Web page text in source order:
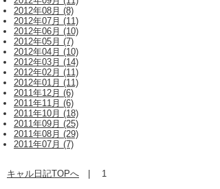
2012年08月 (8)
2012年07月 (11)
2012年06月 (10)
2012年05月 (7)
2012年04月 (10)
2012年03月 (14)
2012年02月 (11)
2012年01月 (11)
2011年12月 (6)
2011年11月 (6)
2011年10月 (18)
2011年09月 (25)
2011年08月 (29)
2011年07月 (7)
キャル日記TOPへ | 1